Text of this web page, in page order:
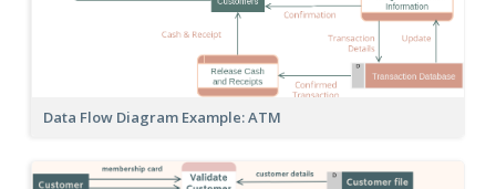
Data Flow Diagram Example: ATM